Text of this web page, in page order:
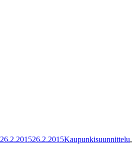
26.2.201526.2.2015Kaupunkisuunnittelu,